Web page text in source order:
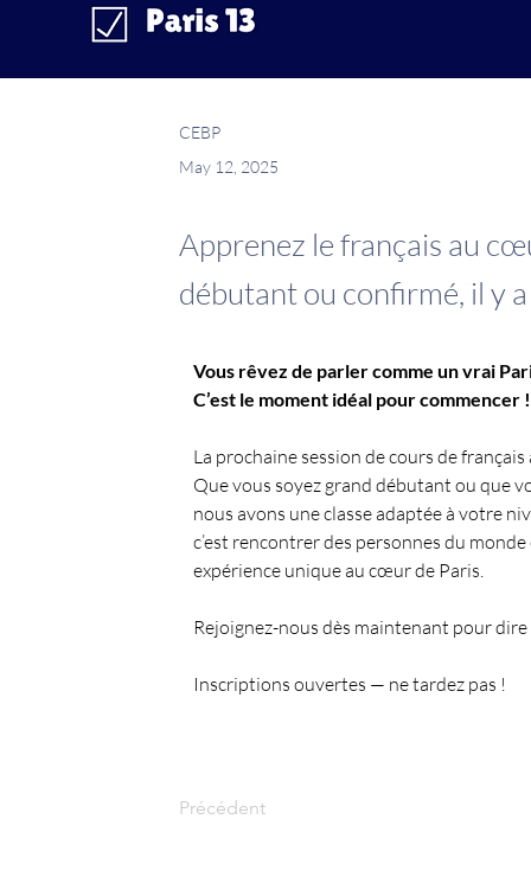
CEBP
May 12, 2025
Apprenez le français au
débutant ou confirmé, il y
Vous rêvez de parler comme un vrai
C’est le moment idéal pour commencer !
La prochaine session de cours de
Que vous soyez grand débutant ou que
nous avons une classe adaptée à votre
c’est rencontrer des personnes du
expérience unique au cœur de Paris.
Rejoignez-nous dès maintenant pour
Inscriptions ouvertes — ne tardez pas !
Précédent